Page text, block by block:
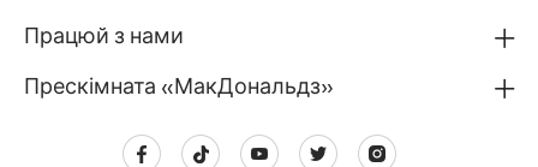
Працюй з нами
Прескімната «МакДональдз»